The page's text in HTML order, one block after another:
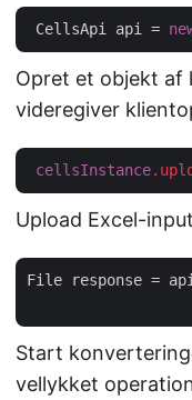
CellsApi api =
Opret et objekt af
videregiver
cellsInstance
Upload Excel-
File response =
Start
vellykket